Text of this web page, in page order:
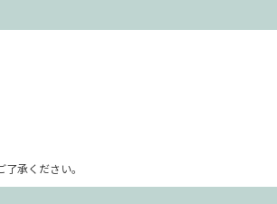
承ください。